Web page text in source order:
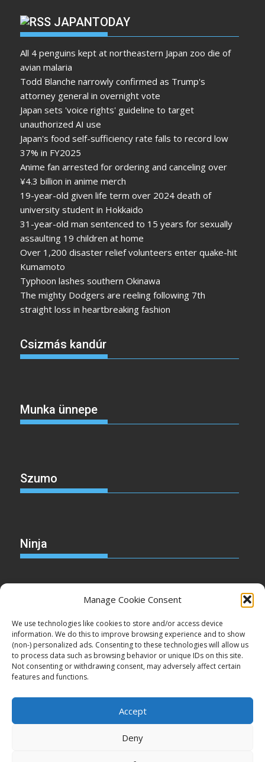
Manage Cookie Consent
We use technologies like cookies to store and/or access device
information. We do this to improve browsing experience and to show
(non-) personalized ads. Consenting to these technologies will allow us
to process data such as browsing behavior or unique IDs on this site.
Not consenting or withdrawing consent, may adversely affect certain
features and functions.
Accept
Deny
JAPANTODAY
All 4 penguins kept at northeastern Japan zoo die of
avian malaria
Todd Blanche narrowly confirmed as Trump's
attorney general in overnight vote
Japan sets 'voice rights' guideline to target
unauthorized AI use
Japan's food self-sufficiency rate falls to record low
37% in FY2025
Anime fan arrested for ordering and canceling over
¥4.3 billion in anime merch
19-year-old given life term over 2024 death of
university student in Hokkaido
31-year-old man sentenced to 15 years for sexually
assaulting 19 children at home
Over 1,200 disaster relief volunteers enter quake-hit
Kumamoto
Typhoon lashes southern Okinawa
The mighty Dodgers are reeling following 7th
straight loss in heartbreaking fashion
Csizmás kandúr
Munka ünnepe
Szumo
Ninja
Cake